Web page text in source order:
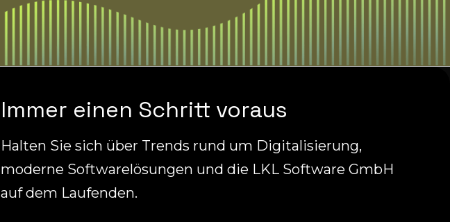
Immer einen Schritt voraus
Halten Sie sich über Trends rund um Digitalisierung,
moderne Softwarelösungen und die LKL Software GmbH
auf dem Laufenden.